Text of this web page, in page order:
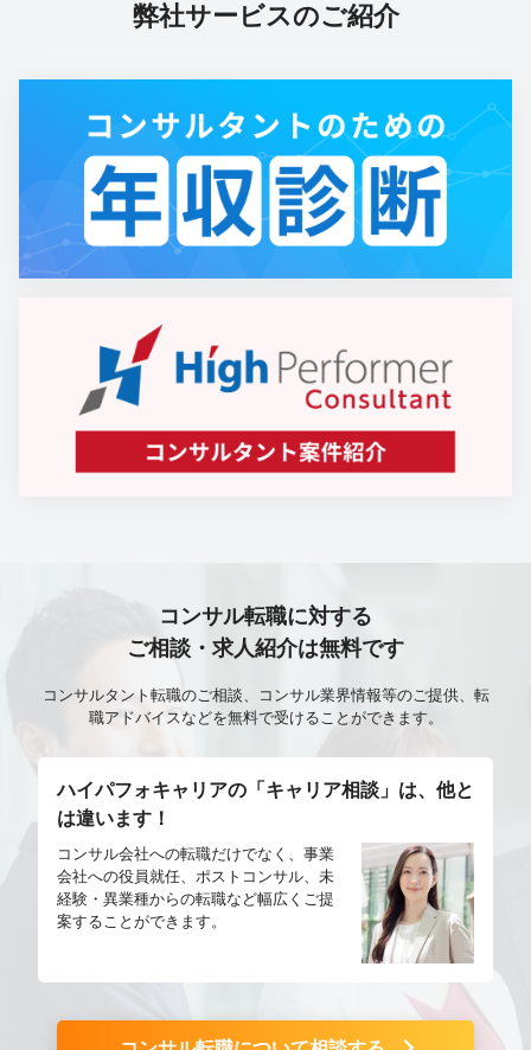
弊社サービスのご紹介
コンサル転職に対する
ご相談・求人紹介は無料です
コンサルタント転職のご相談、コンサル業界情報等のご提供、転
職アドバイスなどを無料で受けることができます。
ハイパフォキャリアの「キャリア相談」は、他と
は違います！
コンサル会社への転職だけでなく、事業
会社への役員就任、ポストコンサル、未
経験・異業種からの転職など幅広くご提
案することができます。